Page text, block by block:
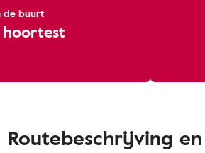
de buurt
Routebeschrijving